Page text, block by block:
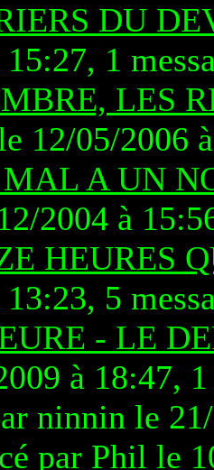
DU
1
LES
12/05/2006
MAL A UN
2004 à
HEURES
5
- LE
à 18:47, 1
ninnin le
par Phil le